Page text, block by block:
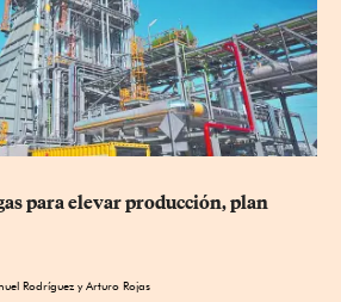
para elevar producción, plan
Rodríguez yArturo Rojas